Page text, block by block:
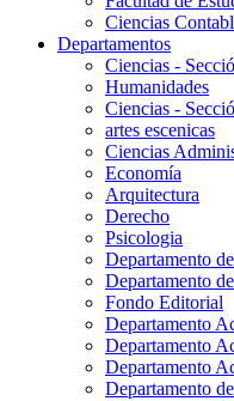
Ciencias
Departamentos
Ciencias -
Humanidades
Ciencias -
artes escenicas
Ciencias
Economía
Arquitectura
Derecho
Psicologia
Departamento
Departamento
Fondo Editorial
Departamento
Departamento
Departamento
Departamento